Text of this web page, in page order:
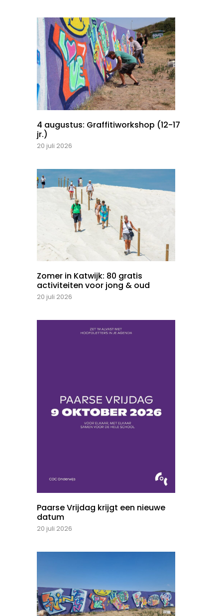
4 augustus: Graffitiworkshop (12-17
jr.)
20 juli 2026
Zomer in Katwijk: 80 gratis
activiteiten voor jong & oud
20 juli 2026
Paarse Vrijdag krijgt een nieuwe
datum
20 juli 2026